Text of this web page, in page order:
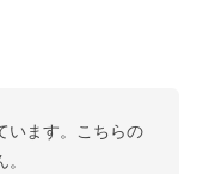
います。こちらの